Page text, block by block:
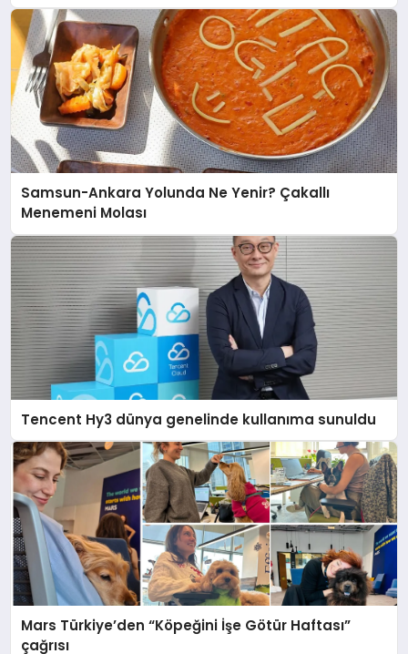
Samsun-Ankara Yolunda Ne Yenir? Çakallı
Menemeni Molası
Tencent Hy3 dünya genelinde kullanıma sunuldu
Mars Türkiye’den “Köpeğini İşe Götür Haftası”
çağrısı